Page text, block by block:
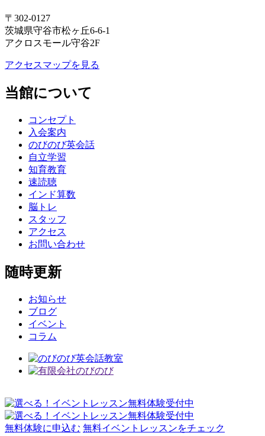
〒302-0127
茨城県守谷市松ヶ丘6-6-1
アクロスモール守谷2F
アクセスマップを見る
当館について
コンセプト
入会案内
のびのび英会話
自立学習
知育教育
速読聴
インド算数
脳トレ
スタッフ
アクセス
お問い合わせ
随時更新
お知らせ
ブログ
イベント
コラム
無料体験に申込む 無料イベントレッスンをチェック